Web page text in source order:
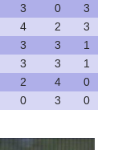
3 0
3
4 2
3
3 3
1
3 3
1
2 4
0
0 3 0